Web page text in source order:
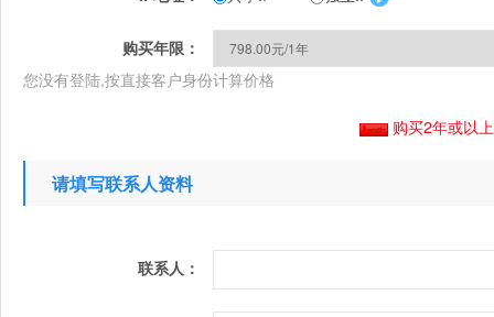
购买年限：
您没有登陆,按直接客户身份计算价格
购买2年或以
请填写联系人资料
联系人：